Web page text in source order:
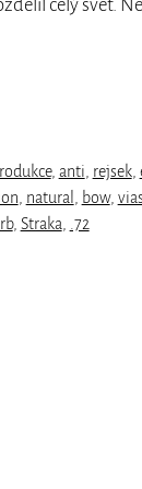
celý svět.
, anti rejsek,
natural bow,
, Straka .72